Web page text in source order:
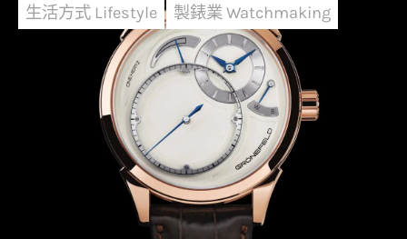
生活方式 Lifestyle 製錶業 Watchmaking